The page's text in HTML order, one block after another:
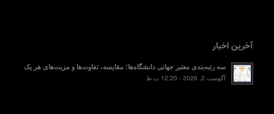
آخرین اخبار
سه رتبه‌بندی معتبر جهانی دانشگاه‌ها؛ مقایسه، تفاوت‌ها و مزیت‌های هر یک
آگوست 2, 2026 - 12:20 ب.ظ